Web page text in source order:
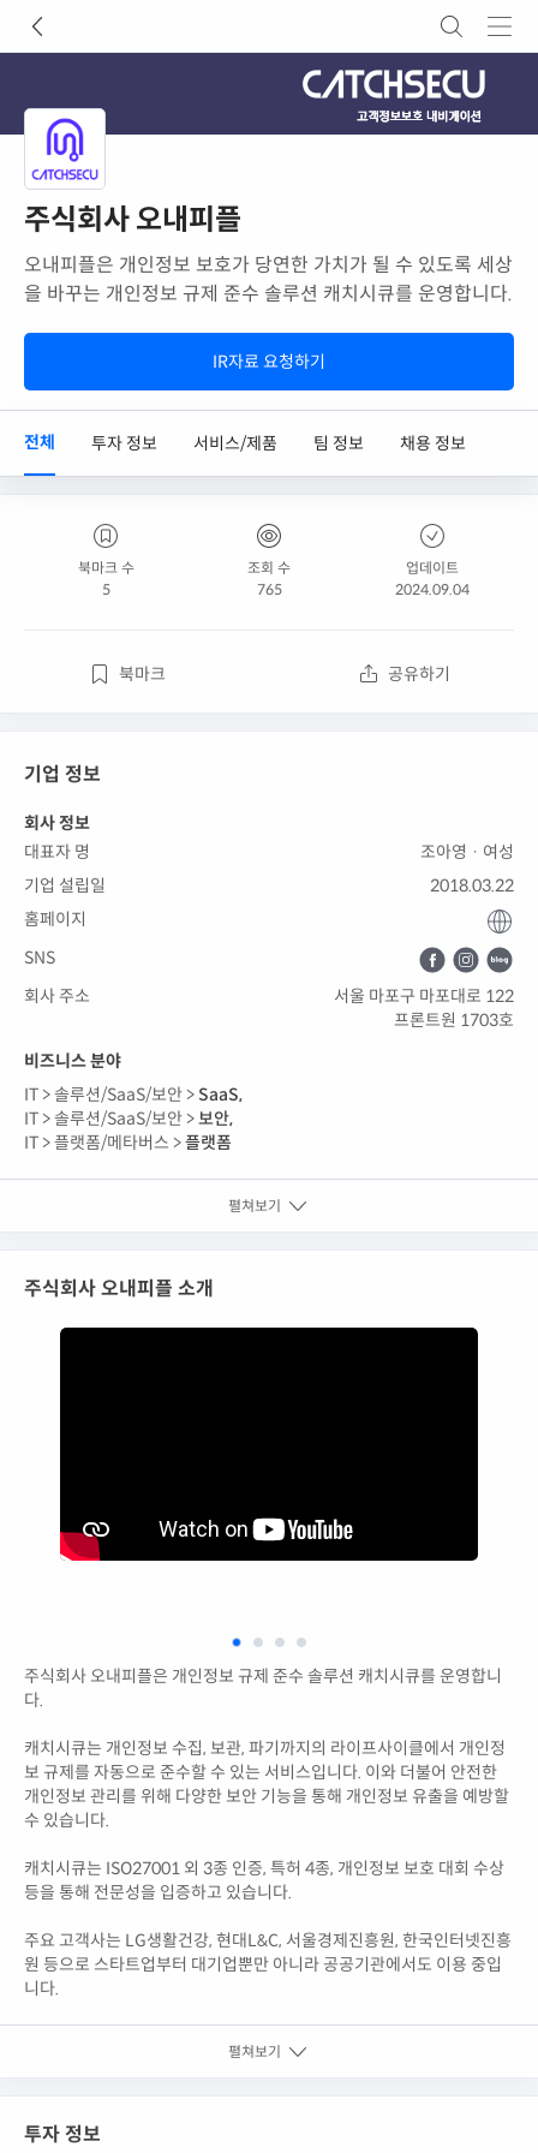
주식회사 오내피플
오내피플은 개인정보 보호가 당연한 가치가 될 수 있도록 세상
을 바꾸는 개인정보 규제 준수 솔루션 캐치시큐를 운영합니다.
IR자료 요청하기
전체 투자 정보 서비스/제품 팀 정보 채용 정보
북마크 수
5
조회 수
765
업데이트
2024.09.04
북마크 공유하기
기업 정보
회사 정보
대표자 명
조아영 · 여성
기업 설립일
2018.03.22
홈페이지
SNS
회사 주소
서울 마포구 마포대로 122
프론트원 1703호
비즈니스 분야
IT >솔루션/SaaS/보안 >SaaS,
IT >솔루션/SaaS/보안 >보안,
IT >플랫폼/메타버스 >플랫폼
펼쳐보기
주식회사 오내피플 소개
주식회사 오내피플은 개인정보 규제 준수 솔루션 캐치시큐를 운영합니
다.
캐치시큐는 개인정보 수집, 보관, 파기까지의 라이프사이클에서 개인정
보 규제를 자동으로 준수할 수 있는 서비스입니다. 이와 더불어 안전한
개인정보 관리를 위해 다양한 보안 기능을 통해 개인정보 유출을 예방할
수 있습니다.
캐치시큐는 ISO27001 외 3종 인증, 특허 4종, 개인정보 보호 대회 수상
등을 통해 전문성을 입증하고 있습니다.
주요 고객사는 LG생활건강, 현대L&C, 서울경제진흥원, 한국인터넷진흥
원 등으로 스타트업부터 대기업뿐만 아니라 공공기관에서도 이용 중입
니다.
펼쳐보기
투자 정보